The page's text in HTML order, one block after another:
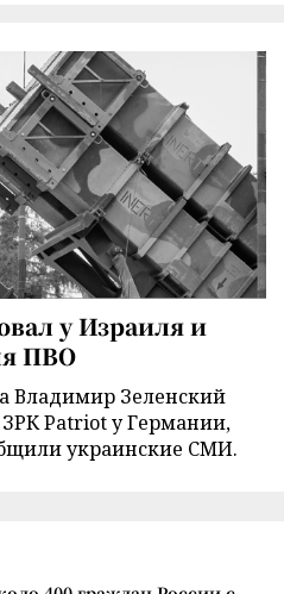
у Израиля и
ПВО
Владимир Зеленский
Patriot у Германии,
украинские СМИ.